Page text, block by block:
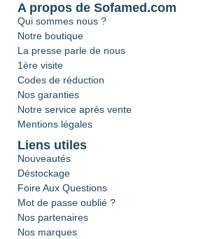
A propos de Sofamed.com
Qui sommes nous ?
Notre boutique
La presse parle de nous
1ère visite
Codes de réduction
Nos garanties
Notre service après vente
Mentions légales
Liens utiles
Nouveautés
Déstockage
Foire Aux Questions
Mot de passe oublié ?
Nos partenaires
Nos marques